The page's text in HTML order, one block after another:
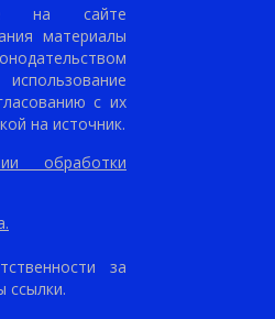
на сайте
материалы
с их
на источник.
обработки
за
ссылки.